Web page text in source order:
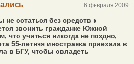
6 февраля 2009
остаться без средств к
звонить гражданке Южной
что учиться никогда не поздно,
55-летняя иностранка приехала в
в БГУ, чтобы овладеть